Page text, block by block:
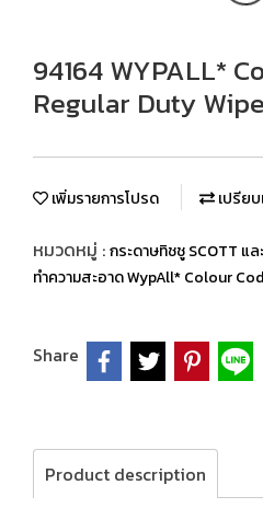
94164 WYPALL*
Regular Duty
เพิ่มรายการโปรด เปรีย
หมวดหมู่ :กระดาษทิชชู SCOTT แ
ทำความสะอาด WypAll* Colour
Share
Product description